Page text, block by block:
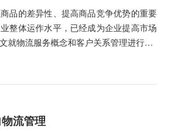
品的差异性、提高商品竞争优势的重要
整体运作水平，已经成为企业提高市场
就物流服务概念和客户关系管理进行…
流管理